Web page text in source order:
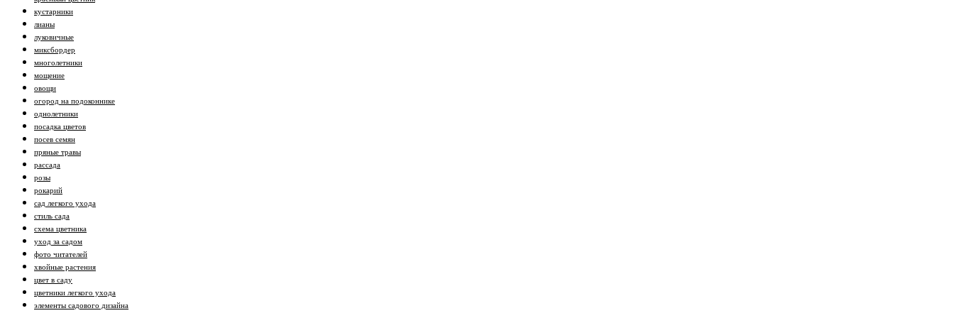
кустарники
лианы
луковичные
миксбордер
многолетники
мощение
овощи
огород на подоконнике
однолетники
посадка цветов
посев семян
пряные травы
рассада
розы
рокарий
сад легкого ухода
стиль сада
схема цветника
уход за садом
фото читателей
хвойные растения
цвет в саду
цветники легкого ухода
элементы садового дизайна